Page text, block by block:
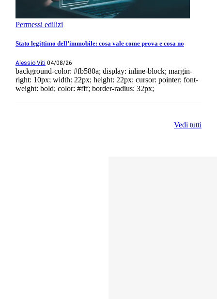
Permessi edilizi
Stato legittimo dell’immobile: cosa vale come prova e cosa no
Alessio Viti 04/08/26
background-color: #fb580a; display: inline-block; margin-
right: 10px; width: 22px; height: 22px; cursor: pointer; font-
weight: bold; color: #fff; border-radius: 32px;
Vedi tutti